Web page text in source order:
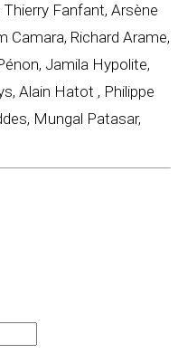
Fanfant, Arsène
Camara, Richard Arame,
Jamila Hypolite,
Alain Hatot , Philippe
Mungal Patasar,